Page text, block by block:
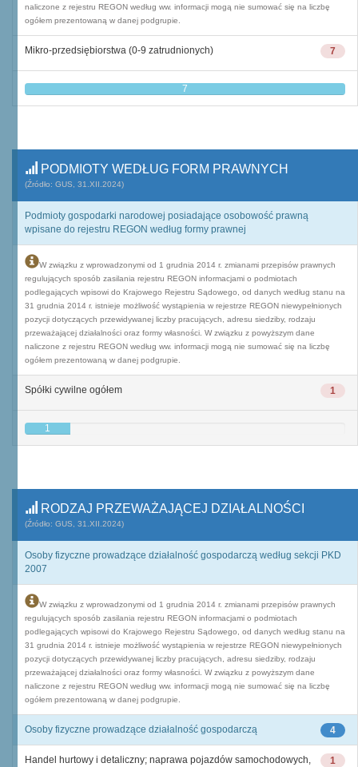
naliczone z rejestru REGON według ww. informacji mogą nie sumować się na liczbę
ogółem prezentowaną w danej podgrupie.
7
Mikro-przedsiębiorstwa (0-9 zatrudnionych)
7
PODMIOTY WEDŁUG FORM PRAWNYCH
(Źródło: GUS, 31.XII.2024)
Podmioty gospodarki narodowej posiadające osobowość prawną
wpisane do rejestru REGON według formy prawnej
W związku z wprowadzonymi od 1 grudnia 2014 r. zmianami przepisów prawnych
regulujących sposób zasilania rejestru REGON informacjami o podmiotach
podlegających wpisowi do Krajowego Rejestru Sądowego, od danych według stanu na
31 grudnia 2014 r. istnieje możliwość wystąpienia w rejestrze REGON niewypełnionych
pozycji dotyczących przewidywanej liczby pracujących, adresu siedziby, rodzaju
przeważającej działalności oraz formy własności. W związku z powyższym dane
naliczone z rejestru REGON według ww. informacji mogą nie sumować się na liczbę
ogółem prezentowaną w danej podgrupie.
1
Spółki cywilne ogółem
1
RODZAJ PRZEWAŻAJĄCEJ DZIAŁALNOŚCI
(Źródło: GUS, 31.XII.2024)
Osoby fizyczne prowadzące działalność gospodarczą według sekcji PKD
2007
W związku z wprowadzonymi od 1 grudnia 2014 r. zmianami przepisów prawnych
regulujących sposób zasilania rejestru REGON informacjami o podmiotach
podlegających wpisowi do Krajowego Rejestru Sądowego, od danych według stanu na
31 grudnia 2014 r. istnieje możliwość wystąpienia w rejestrze REGON niewypełnionych
pozycji dotyczących przewidywanej liczby pracujących, adresu siedziby, rodzaju
przeważającej działalności oraz formy własności. W związku z powyższym dane
naliczone z rejestru REGON według ww. informacji mogą nie sumować się na liczbę
ogółem prezentowaną w danej podgrupie.
4
Osoby fizyczne prowadzące działalność gospodarczą
1
Handel hurtowy i detaliczny; naprawa pojazdów samochodowych,